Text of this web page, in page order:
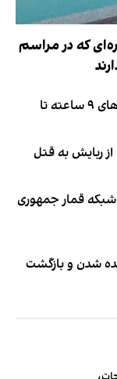
کریستیانو؛ ۱۰ چهره‌ای که در مراسم
روایت فداکاری‌های محمد صلاح؛ از سفرهای ۹ ساعته تا
ربایش به قتل
شبکه قمار جمهوری
شدن و بازگشت